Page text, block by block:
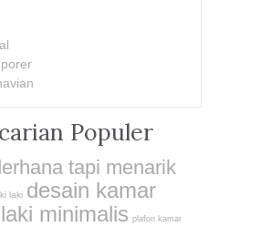
Populer
tapi menarik
laki desain kamar
minimalis plafon kamar